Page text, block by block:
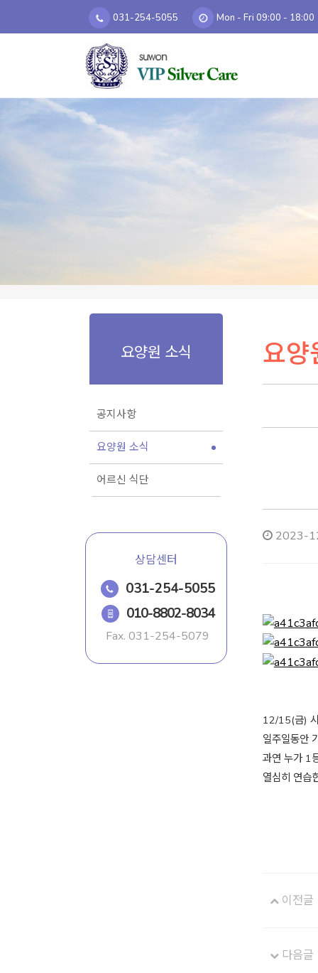
031-254-5055 Mon - Fri 09:00 - 18:00
요양원 소식
공지사항
요양원 소식
어르신 식단
상담센터
031-254-5055
010-8802-8034
Fax. 031-254-5079
요양
2023-
12/15(금)
일주일동안
과연 누가 1
열심히 연습
이전글
다음글